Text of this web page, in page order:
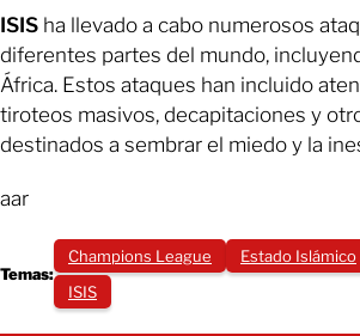
ISIS ha llevado a cabo numerosos
diferentes partes del mundo,
África. Estos ataques han incluido
tiroteos masivos, decapitaciones y
destinados a sembrar el miedo y la
aar
Temas:
Champions League Estado Islámico
ISIS